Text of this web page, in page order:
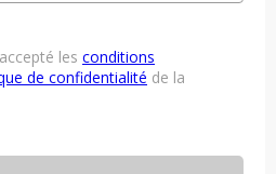
les conditions
de confidentialité de la